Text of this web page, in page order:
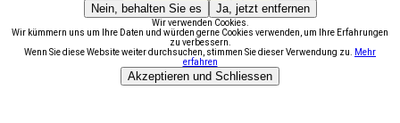
Nein, behalten Sie es Ja, jetzt entfernen
Wir verwenden Cookies.
Wir kümmern uns um Ihre Daten und würden gerne Cookies verwenden, um Ihre Erfahrungen
zu verbessern.
Wenn Sie diese Website weiter durchsuchen, stimmen Sie dieser Verwendung zu.
Mehr
erfahren
Akzeptieren und Schliessen